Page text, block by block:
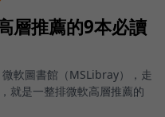
層推薦的9本必讀
軟圖書館（MSLibray），走
就是一整排微軟高層推薦的